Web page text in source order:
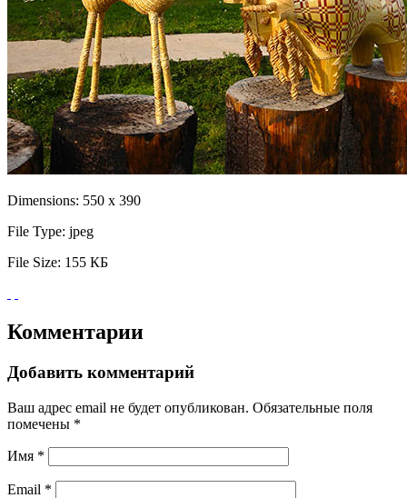
Dimensions: 550 x 390
File Type: jpeg
File Size: 155 КБ
Комментарии
Добавить комментарий
Ваш адрес email не будет опубликован. Обязательные поля
помечены *
Имя *
Email *